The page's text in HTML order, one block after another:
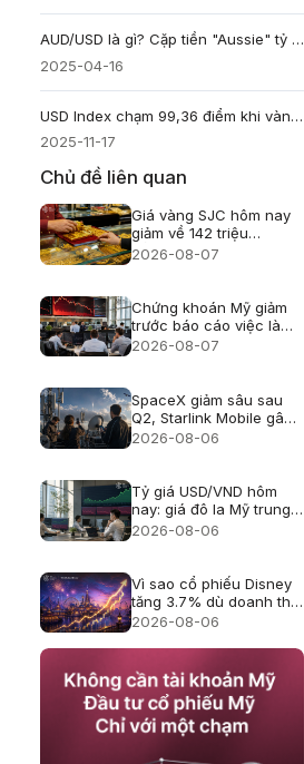
AUD/USD là gì? Cặp tiền "Aussie" tỷ giá giữa Đô la Úc và Đô la Mỹ
2025-04-16
USD Index chạm 99,36 điểm khi vàng thế giới vượt mốc $4.100/oz
2025-11-17
Chủ đề liên quan
Giá vàng SJC hôm nay
giảm về 142 triệu
đồng/lượng
2026-08-07
Chứng khoán Mỹ giảm
trước báo cáo việc làm
nhưng Phố Wall chưa
2026-08-07
SpaceX giảm sâu sau
Q2, Starlink Mobile gây
áp lực lên viễn thông Mỹ
2026-08-06
Tỷ giá USD/VND hôm
nay: giá đô la Mỹ trung
tâm lên 25.433, USD
2026-08-06
Vì sao cổ phiếu Disney
tăng 3.7% dù doanh thu
hụt kỳ vọng?
2026-08-06